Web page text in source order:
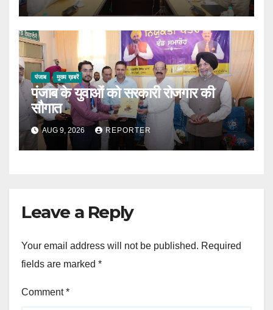
पंजाब मुख्य ख़बरें
पंजाब के युवाओं को सरकारी रोजगार की
सौगात
AUG 9, 2026 REPORTER
Leave a Reply
Your email address will not be published. Required
fields are marked *
Comment*